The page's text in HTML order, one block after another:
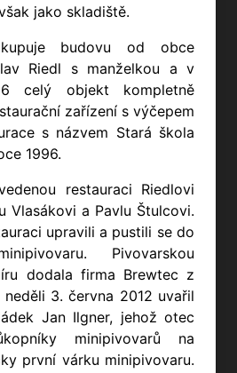
jako skladiště.
budovu od obce
Riedl s manželkou a v
celý objekt kompletně
zařízení s výčepem
s názvem Stará škola
1996.
restauraci Riedlovi
Vlasákovi a Pavlu Štulcovi.
upravili a pustili se do
Pivovarskou
dodala firma Brewtec z
3. června 2012 uvařil
Jan Ilgner, jehož otec
minipivovarů na
první várku minipivovaru.